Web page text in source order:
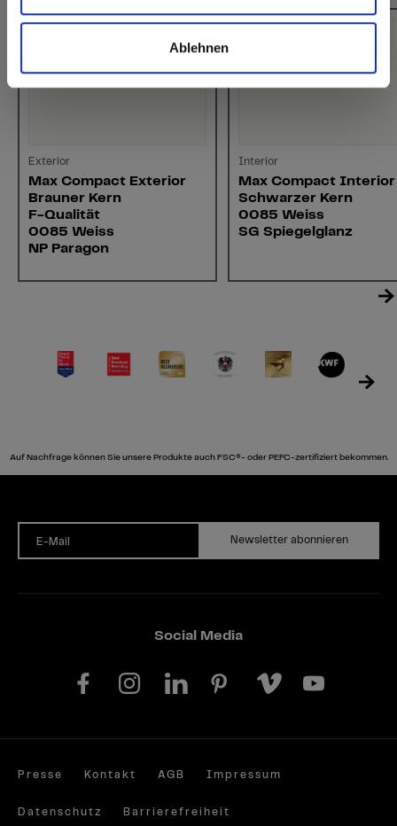
Ablehnen
Exterior
Max Compact Exterior
Brauner Kern
F-Qualität
0085 Weiss
NP Paragon
Interior
Max Compact Interior
Schwarzer Kern
0085 Weiss
SG Spiegelglanz
Auf Nachfrage können Sie unsere Produkte auch FSC®- oder PEFC-zertifiziert bekommen.
E-Mail Newsletter abonnieren
Social Media
Presse Kontakt AGB Impressum
Datenschutz Barrierefreiheit